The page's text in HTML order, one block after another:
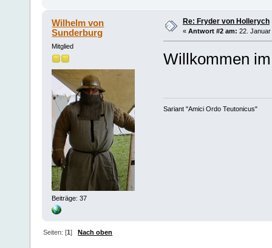
Wilhelm von
Sunderburg
Mitglied
Beiträge: 37
Re: Fryder von Hollerych
« Antwort #2 am: 22.
Willkommen
Sariant "Amici Ordo Teutonicus"
Seiten: [1]Nach oben